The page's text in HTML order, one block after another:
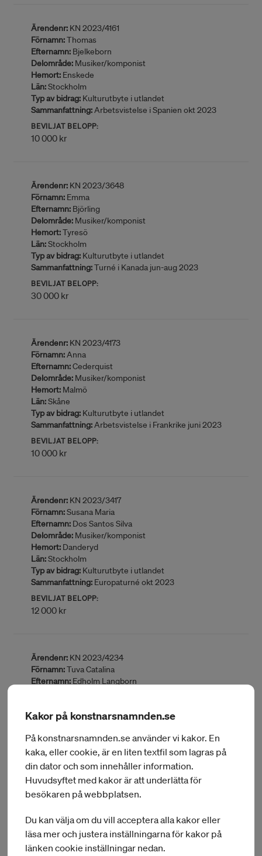
Ärendenr: KN 2023/4161
Förnamn:Thomas
Efternamn: Bjelkeborn
Delområde: Musiker/komponist
Hemort: Enskede
Län:Stockholm
Typ av bidrag: Kulturutbyte i utlandet
Sammanfattning:Arbetsvistelse i Spanien okt 2023
BEVILJAT BELOPP:
10 000 kr
Ärendenr: KN 2023/3648
Förnamn: Emma
Efternamn: Björling
Delområde: Musiker/komponist
Hemort:Tyresö
Län:Stockholm
Typ av bidrag: Kulturutbyte i utlandet
Sammanfattning:Turné i Kanada jun-aug 2023
BEVILJAT BELOPP:
30 000 kr
Ärendenr: KN 2023/4173
Förnamn:Anna
Efternamn:Cederquist
Delområde: Musiker/komponist
Hemort: Malmö
Län:Skåne
Typ av bidrag: Kulturutbyte i utlandet
Sammanfattning:Arbetsvistelse i Frankrike juni 2023
BEVILJAT BELOPP:
10 000 kr
Ärendenr: KN 2023/3417
Förnamn:Susana Maria
Efternamn: Dos Santos Silva
Delområde: Musiker/komponist
Hemort: Danderyd
Län:Stockholm
Typ av bidrag: Kulturutbyte i utlandet
Sammanfattning: Europaturné okt 2023
BEVILJAT BELOPP:
12 000 kr
Ärendenr: KN 2023/4234
Förnamn:Tuva Catalina
Efternamn: Edholm Langborn
Län:Stockholm
Sammanfattning:Inbjudan av J. Eriksson, T. Andersson
och S. Bishop (AUS) jun-jul 2023
BEVILJAT BELOPP:
60 000 kr
Ärendenr:KN 2023/4122
Förnamn:Hanna
Efternamn:Ekström
Kakor på konstnarsnamnden.se
På konstnarsnamnden.se använder vi kakor. En
kaka, eller cookie, är en liten textfil som lagras på
din dator och som innehåller information.
Huvudsyftet med kakor är att underlätta för
besökaren på webbplatsen.
Du kan välja om du vill acceptera alla kakor eller
läsa mer och justera inställningarna för kakor på
länken cookie inställningar nedan.